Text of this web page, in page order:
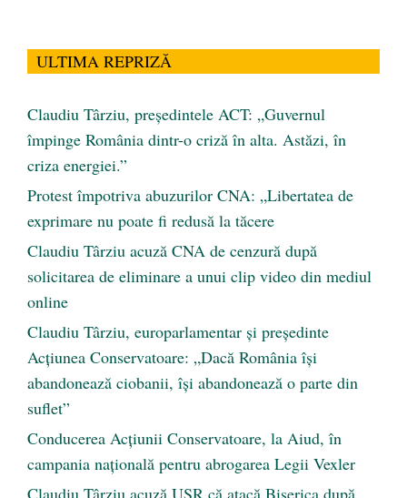
ULTIMA REPRIZĂ
Claudiu Târziu, președintele ACT: „Guvernul
împinge România dintr-o criză în alta. Astăzi, în
criza energiei.”
Protest împotriva abuzurilor CNA: „Libertatea de
exprimare nu poate fi redusă la tăcere
Claudiu Târziu acuză CNA de cenzură după
solicitarea de eliminare a unui clip video din mediul
online
Claudiu Târziu, europarlamentar și președinte
Acțiunea Conservatoare: „Dacă România își
abandonează ciobanii, își abandonează o parte din
suflet”
Conducerea Acțiunii Conservatoare, la Aiud, în
campania națională pentru abrogarea Legii Vexler